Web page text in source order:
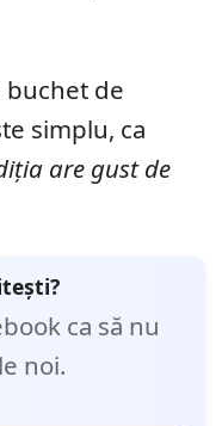
buchet de
simplu, ca
are gust de
ca să nu
noi.